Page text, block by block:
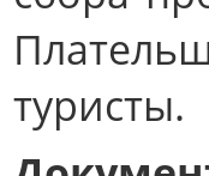
туристы.